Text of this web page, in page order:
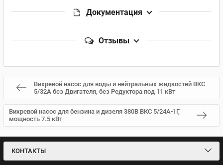
Документация
Отзывы
Вихревой насос для воды и нейтральных жидкостей ВКС
5/32А без Двигателя, без Редуктора под 11 кВт
Вихревой насос для бензина и дизеля 380В ВКС 5/24А-1Г,
мощность 7.5 кВт
КОНТАКТЫ